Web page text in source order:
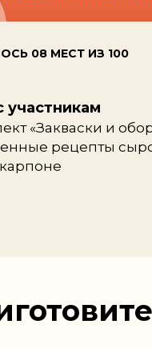
08 МЕСТ ИЗ 100
участникам
«Закваски и
рецепты